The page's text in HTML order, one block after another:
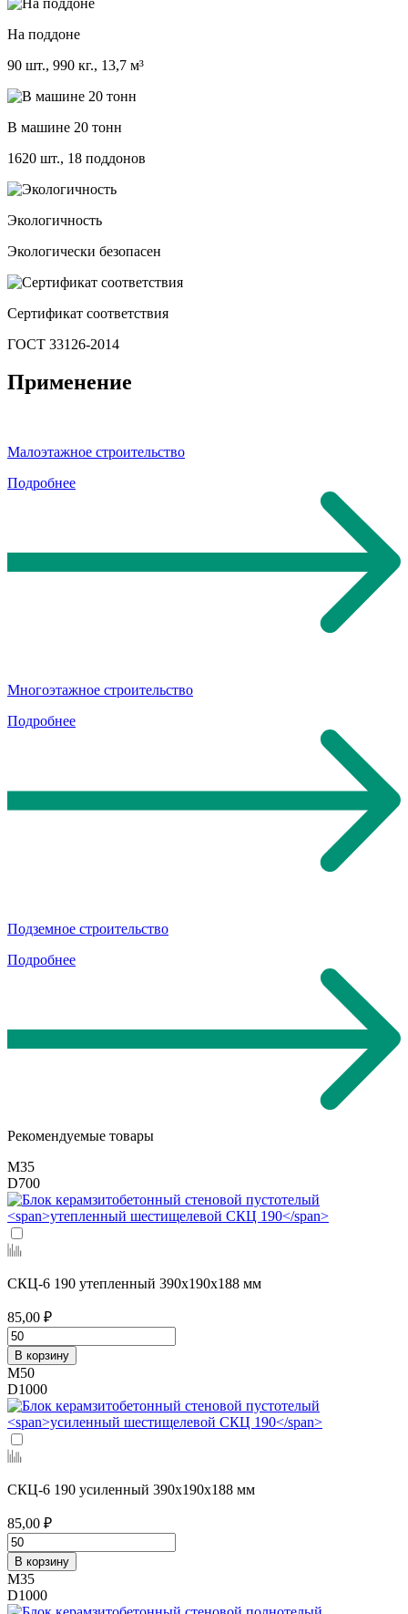
На поддоне
90 шт., 990 кг., 13,7 м³
В машине 20 тонн
1620 шт., 18 поддонов
Экологичность
Экологически безопасен
Сертификат соответствия
ГОСТ 33126-2014
Применение
Малоэтажное строительство
Подробнее
Многоэтажное строительство
Подробнее
Подземное строительство
Подробнее
Рекомендуемые товары
М35
D700
СКЦ-6 190 утепленный 390х190х188 мм
85,00 ₽
В корзину
М50
D1000
СКЦ-6 190 усиленный 390х190х188 мм
85,00 ₽
В корзину
М35
D1000